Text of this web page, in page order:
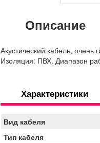
Описание
Акустический кабель,
Изоляция: ПВХ. Диапазон
Характеристики
Вид кабеля
Тип кабеля